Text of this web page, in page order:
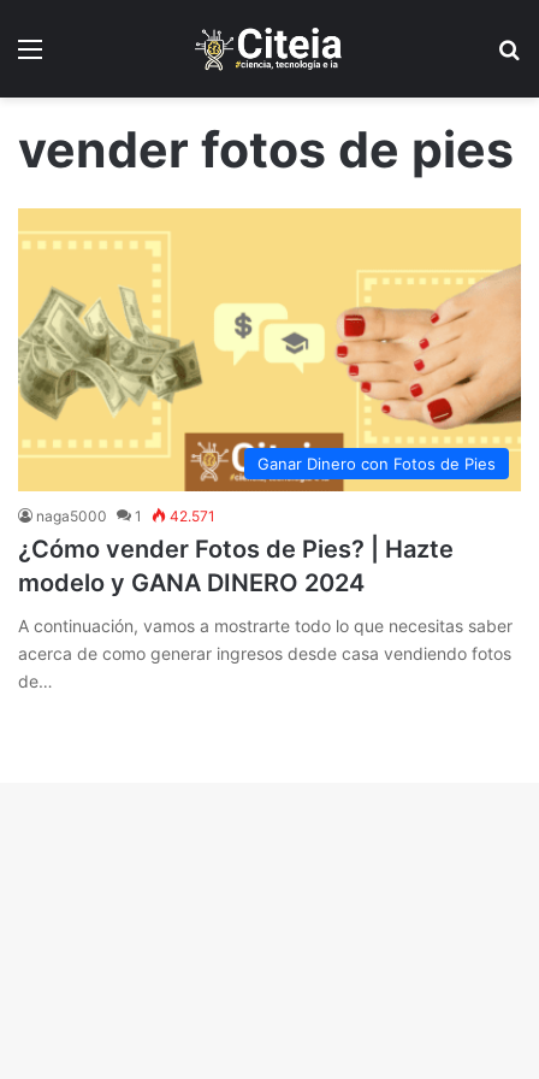
vender fotos de pies
Ganar Dinero con Fotos de Pies
naga5000 1 42.571
¿Cómo vender Fotos de Pies? | Hazte
modelo y GANA DINERO 2024
A continuación, vamos a mostrarte todo lo que necesitas saber
acerca de como generar ingresos desde casa vendiendo fotos
de…